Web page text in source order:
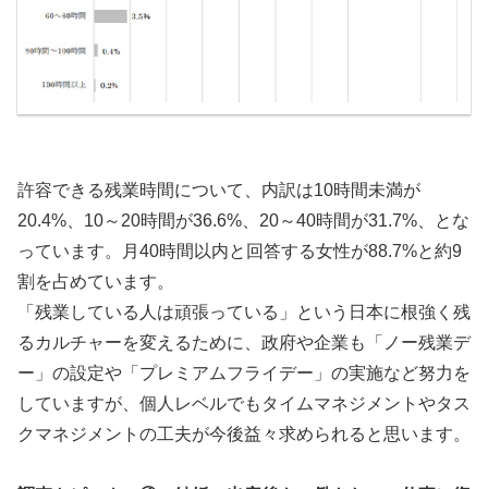
許容できる残業時間について、内訳は10時間未満が
20.4%、10～20時間が36.6%、20～40時間が31.7%、とな
っています。月40時間以内と回答する女性が88.7%と約9
割を占めています。
「残業している人は頑張っている」という日本に根強く残
るカルチャーを変えるために、政府や企業も「ノー残業デ
ー」の設定や「プレミアムフライデー」の実施など努力を
していますが、個人レベルでもタイムマネジメントやタス
クマネジメントの工夫が今後益々求められると思います。